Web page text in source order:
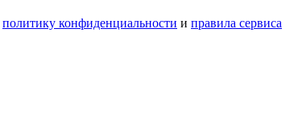
политику конфиденциальности и правила сервиса